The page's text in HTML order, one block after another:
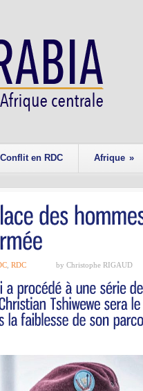
Conflit en RDC Afrique »
RDC by Christophe RIGAUD